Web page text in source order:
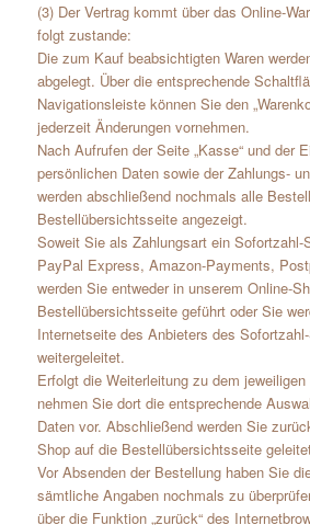
(3) Der Vertrag kommt über das Online-
folgt zustande:
Die zum Kauf beabsichtigten Waren
abgelegt. Über die entsprechende
Navigationsleiste können Sie den
jederzeit Änderungen vornehmen.
Nach Aufrufen der Seite „Kasse“ und der
persönlichen Daten sowie der Zahlungs-
werden abschließend nochmals alle
Bestellübersichtsseite angezeigt.
Soweit Sie als Zahlungsart ein
PayPal Express, Amazon-Payments,
werden Sie entweder in unserem Online-
Bestellübersichtsseite geführt oder Sie
Internetseite des Anbieters des
weitergeleitet.
Erfolgt die Weiterleitung zu dem
nehmen Sie dort die entsprechende
Daten vor. Abschließend werden Sie
Shop auf die Bestellübersichtsseite
Vor Absenden der Bestellung haben Sie
sämtliche Angaben nochmals zu
über die Funktion „zurück“ des